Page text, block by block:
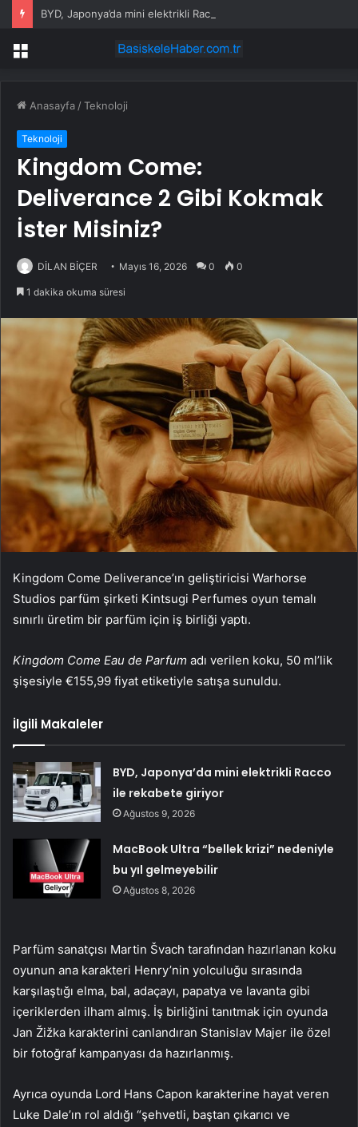
BYD, Japonya’da mini elektrikli Racco ile rekabete giriyor
Menü
Anasayfa /Teknoloji
Teknoloji
Kingdom Come:
Deliverance 2 Gibi Kokmak
İster Misiniz?
DİLAN BİÇER Mayıs 16, 2026 0 0
1 dakika okuma süresi
Kingdom Come Deliverance’ın geliştiricisi Warhorse
Studios parfüm şirketi Kintsugi Perfumes oyun temalı
sınırlı üretim bir parfüm için iş birliği yaptı.
Kingdom Come Eau de Parfum adı verilen koku, 50 ml’lik
şişesiyle €155,99 fiyat etiketiyle satışa sunuldu.
İlgili Makaleler
BYD, Japonya’da mini elektrikli Racco
ile rekabete giriyor
Ağustos 9, 2026
MacBook Ultra “bellek krizi” nedeniyle
bu yıl gelmeyebilir
Ağustos 8, 2026
Parfüm sanatçısı Martin Švach tarafından hazırlanan koku
oyunun ana karakteri Henry’nin yolculuğu sırasında
karşılaştığı elma, bal, adaçayı, papatya ve lavanta gibi
içeriklerden ilham almış. İş birliğini tanıtmak için oyunda
Jan Žižka karakterini canlandıran Stanislav Majer ile özel
bir fotoğraf kampanyası da hazırlanmış.
Ayrıca oyunda Lord Hans Capon karakterine hayat veren
Luke Dale’ın rol aldığı “şehvetli, baştan çıkarıcı ve